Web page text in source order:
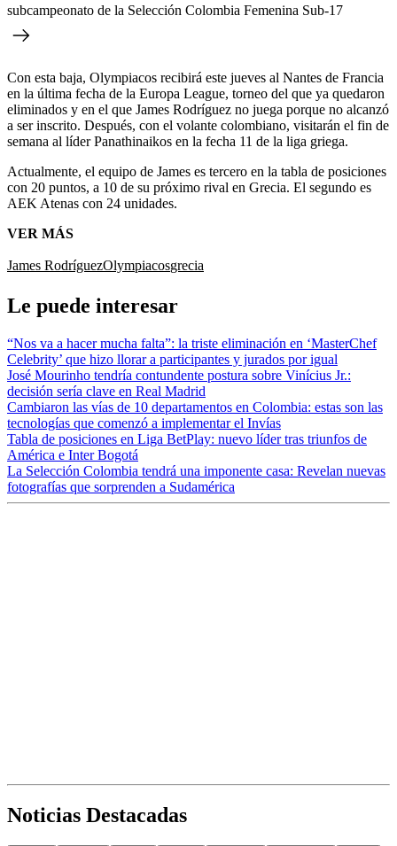
subcampeonato de la Selección Colombia Femenina Sub-17
Con esta baja, Olympiacos recibirá este jueves al Nantes de Francia
en la última fecha de la Europa League, torneo del que ya quedaron
eliminados y en el que James Rodríguez no juega porque no alcanzó
a ser inscrito. Después, con el volante colombiano, visitarán el fin de
semana al líder Panathinaikos en la fecha 11 de la liga griega.
Actualmente, el equipo de James es tercero en la tabla de posiciones
con 20 puntos, a 10 de su próximo rival en Grecia. El segundo es
AEK Atenas con 24 unidades.
VER MÁS
James RodríguezOlympiacosgrecia
Le puede interesar
“Nos va a hacer mucha falta”: la triste eliminación en ‘MasterChef
Celebrity’ que hizo llorar a participantes y jurados por igual
José Mourinho tendría contundente postura sobre Vinícius Jr.:
decisión sería clave en Real Madrid
Cambiaron las vías de 10 departamentos en Colombia: estas son las
tecnologías que comenzó a implementar el Invías
Tabla de posiciones en Liga BetPlay: nuevo líder tras triunfos de
América e Inter Bogotá
La Selección Colombia tendrá una imponente casa: Revelan nuevas
fotografías que sorprenden a Sudamérica
Noticias Destacadas